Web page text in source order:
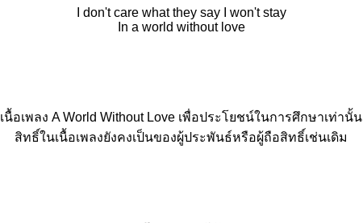
I don't care what they say I won't stay
In a world without love
เนื้อเพลง A World Without Love เพื่อประโยชน์ในการศึกษาเท่านั้น
สิทธิ์ในเนื้อเพลงยังคงเป็นของผู้ประพันธ์หรือผู้ถือสิทธิ์เช่นเดิม